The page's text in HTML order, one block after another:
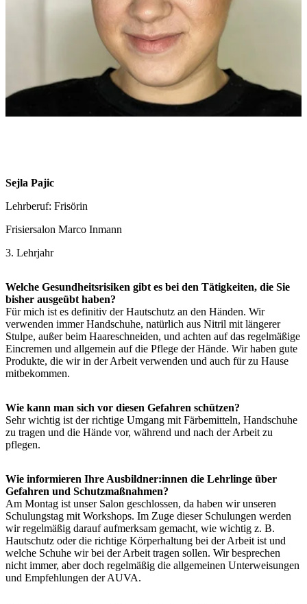
Sejla Pajic
Lehrberuf: Frisörin
Frisiersalon Marco Inmann
3. Lehrjahr
Welche Gesundheitsrisiken gibt es bei den Tätigkeiten, die Sie
bisher ausgeübt haben?
Für mich ist es definitiv der Hautschutz an den Händen. Wir
verwenden immer Handschuhe, natürlich aus Nitril mit längerer
Stulpe, außer beim Haareschneiden, und achten auf das regelmäßige
Eincremen und allgemein auf die Pflege der Hände. Wir haben gute
Produkte, die wir in der Arbeit verwenden und auch für zu Hause
mitbekommen.
Wie kann man sich vor diesen Gefahren schützen?
Sehr wichtig ist der richtige Umgang mit Färbemitteln, Handschuhe
zu tragen und die Hände vor, während und nach der Arbeit zu
pflegen.
Wie informieren Ihre Ausbildner:innen die Lehrlinge über
Gefahren und Schutzmaßnahmen?
Am Montag ist unser Salon geschlossen, da haben wir unseren
Schulungstag mit Workshops. Im Zuge dieser Schulungen werden
wir regelmäßig darauf aufmerksam gemacht, wie wichtig z. B.
Hautschutz oder die richtige Körperhaltung bei der Arbeit ist und
welche Schuhe wir bei der Arbeit tragen sollen. Wir besprechen
nicht immer, aber doch regelmäßig die allgemeinen Unterweisungen
und Empfehlungen der AUVA.